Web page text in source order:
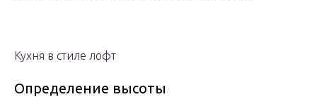
Кухня в стиле лофт
Определение высоты